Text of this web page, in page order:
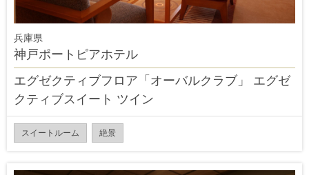
兵庫県
神戸ポートピアホテル
エグゼクティブフロア「オーバルクラブ」 エグゼ
クティブスイート ツイン
スイートルーム 絶景